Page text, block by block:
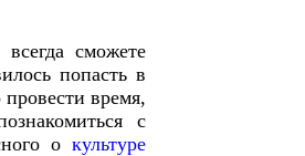
сможете
попасть в
время,
с
окультуре